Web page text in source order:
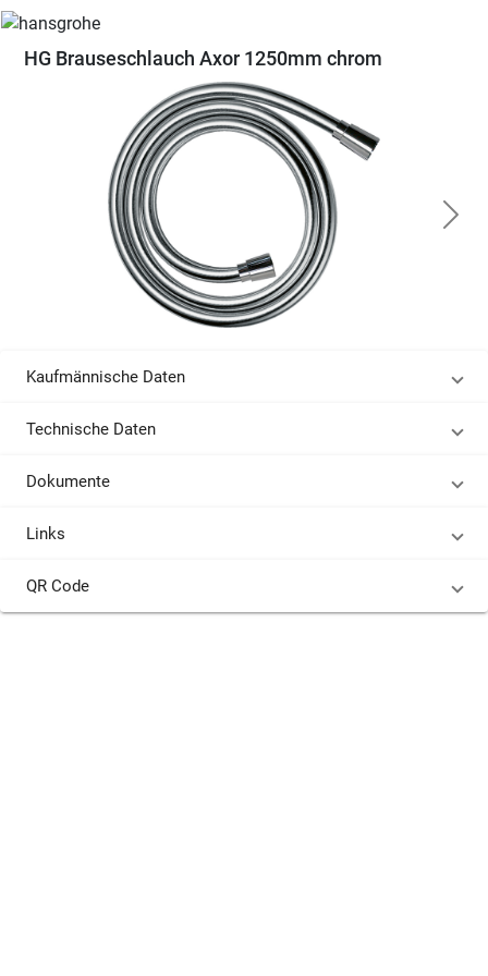
HG Brauseschlauch Axor 1250mm chrom
Kaufmännische Daten
Technische Daten
Dokumente
Links
QR Code